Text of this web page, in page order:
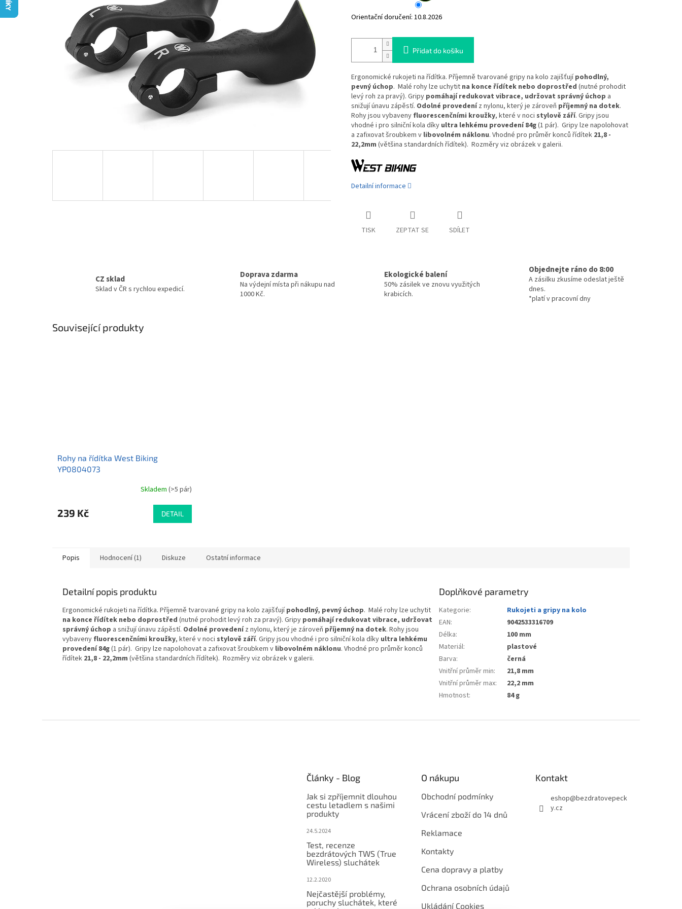
Orientační doručení: 10.8.2026
Přidat do košíku
Ergonomické rukojeti na řídítka. Příjemně tvarované gripy na kolo zajišťujípohodlný,
pevný úchop. Malé rohy lze uchytit na konce řídítek nebo doprostřed (nutné prohodit
levý roh za pravý). Gripy pomáhají redukovat vibrace, udržovat správný úchop a
snižují únavu zápěstí. Odolné provedeníz nylonu, který je zároveň příjemný na dotek.
Rohy jsou vybaveny fluorescenčními kroužky, které v noci stylově září. Gripy jsou
vhodné i pro silniční kola díky ultra lehkému provedení 84g(1 pár). Gripy lze napolohovat
a zafixovat šroubkem v libovolném náklonu. Vhodné pro průměr konců řídítek 21,8 -
22,2mm (většina standardních řídítek). Rozměry viz obrázek v galerii.
Detailní informace
TISK ZEPTAT SE SDÍLET
CZ sklad
Sklad v ČR s rychlou expedicí.
Doprava zdarma
Na výdejní místa při nákupu nad
1000 Kč.
Ekologické balení
50% zásilek ve znovu využitých
krabicích.
Objednejte ráno do 8:00
A zásilku zkusíme odeslat ještě
dnes.
*platí v pracovní dny
Související produkty
Rohy na řídítka West Biking
YP0804073
produktu
je
hvězdiček.
Skladem (>5 pár)
239 Kč DETAIL
Popis Hodnocení (1) Diskuze Ostatní informace
Detailní popis produktu
Ergonomické rukojeti na řídítka. Příjemně tvarované gripy na kolo zajišťujípohodlný, pevný úchop. Malé rohy lze uchytit
na konce řídítek nebo doprostřed (nutné prohodit levý roh za pravý). Gripy pomáhají redukovat vibrace, udržovat
správný úchop a snižují únavu zápěstí. Odolné provedeníz nylonu, který je zároveň příjemný na dotek. Rohy jsou
vybaveny fluorescenčními kroužky, které v noci stylově září. Gripy jsou vhodné i pro silniční kola díky ultra lehkému
provedení 84g(1 pár). Gripy lze napolohovat a zafixovat šroubkem v libovolném náklonu. Vhodné pro průměr konců
řídítek 21,8 - 22,2mm (většina standardních řídítek). Rozměry viz obrázek v galerii.
Doplňkové parametry
Kategorie:
Rukojeti a gripy na kolo
EAN:
9042533316709
Délka:
100 mm
Materiál:
plastové
Barva:
černá
Vnitřní průměr min:
21,8 mm
Vnitřní průměr max:
22,2 mm
Hmotnost: 84 g
Články - Blog
Jak si zpříjemnit dlouhou
cestu letadlem s našimi
produkty
24.5.2024
Test, recenze
bezdrátových TWS (True
Wireless) sluchátek
12.2.2020
Nejčastější problémy,
poruchy sluchátek, které
O nákupu
Obchodní podmínky
Vrácení zboží do 14 dnů
Reklamace
Kontakty
Cena dopravy a platby
Ochrana osobních údajů
Ukládání Cookies
Kontakt
eshop@bezdratovepeck
y.cz